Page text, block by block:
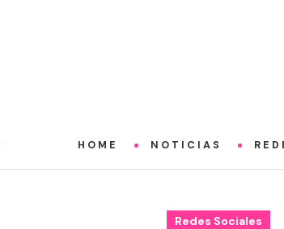
HOME NOTICIAS
Redes Sociales